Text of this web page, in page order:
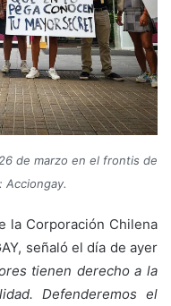
de marzo en el frontis de
Acciongay.
la Corporación Chilena
señaló el día de ayer
tienen derecho a la
Defenderemos el